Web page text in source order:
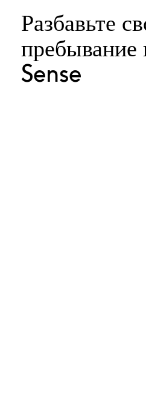
Разбавьте
пребывание
Sense